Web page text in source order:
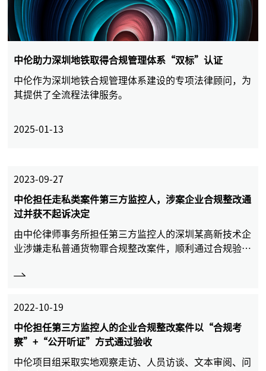
中伦助力深圳地铁取得合规管理体系“双标”认证
中伦作为深圳地铁合规管理体系建设的专项法律顾问，为
其提供了全流程法律服务。
2025-01-13
2023-09-27
中伦担任走私类案件第三方监控人，涉案企业合规整改通
过并获不起诉决定
由中伦律师事务所担任第三方监控人的深圳某高新技术企
业涉嫌走私普通货物罪合规整改案件，顺利通过合规验
2022-10-19
中伦担任第三方监控人的企业合规整改案件以“合规考
察”+“公开听证”方式通过验收
中伦项目组采取实地观察走访、人员访谈、文本审阅、问